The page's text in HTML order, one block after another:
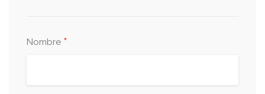
Nombre *